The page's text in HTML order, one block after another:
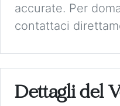
accurate. Per
contattaci
Dettagli del